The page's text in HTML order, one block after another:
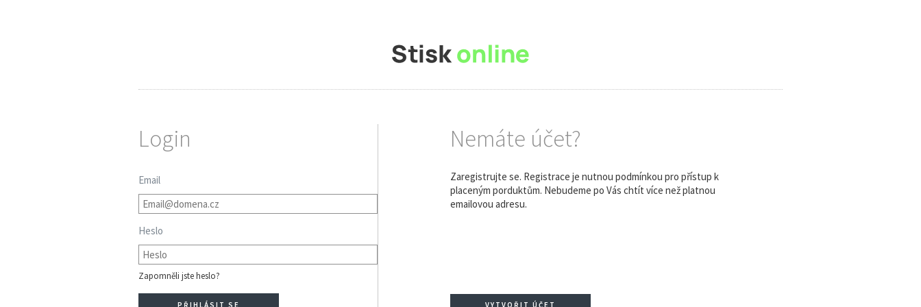
Login
Email
Heslo
Zapomněli jste heslo?
Nemáte účet?
Zaregistrujte se. Registrace je nutnou podmínkou pro přístup k
placeným porduktům. Nebudeme po Vás chtít více než platnou
emailovou adresu.
VYTVOŘIT ÚČET